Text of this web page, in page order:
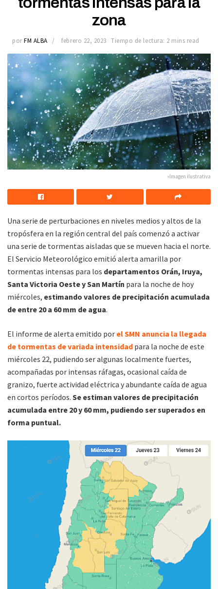
zona
por FM ALBA febrero 22, 2023 Tiempo de lectura: 2 mins read
»Imagen ilustrativa
Una serie de perturbaciones en niveles medios y altos de la
tropósfera en la región central del país comenzó a activar
una serie de tormentas aisladas que se mueven hacia el norte.
El Servicio Meteorológico emitió alerta amarilla por
tormentas intensas para los departamentos Orán, Iruya,
Santa Victoria Oeste y San Martín para la noche de hoy
miércoles, estimando valores de precipitación acumulada
de entre 20 a 60 mm de agua.
El informe de alerta emitido por el SMN anuncia la llegada
de tormentas de variada intensidad para la noche de este
miércoles 22, pudiendo ser algunas localmente fuertes,
acompañadas por intensas ráfagas, ocasional caída de
granizo, fuerte actividad eléctrica y abundante caída de agua
en cortos períodos. Se estiman valores de precipitación
acumulada entre 20 y 60 mm, pudiendo ser superados en
forma puntual.